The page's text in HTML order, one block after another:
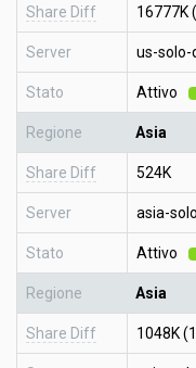
Share Diff 16777K
Server us-solo-
Stato Attivo
Regione Asia
Share Diff 524K
Server asia-
Stato Attivo
Regione Asia
Share Diff 1048K